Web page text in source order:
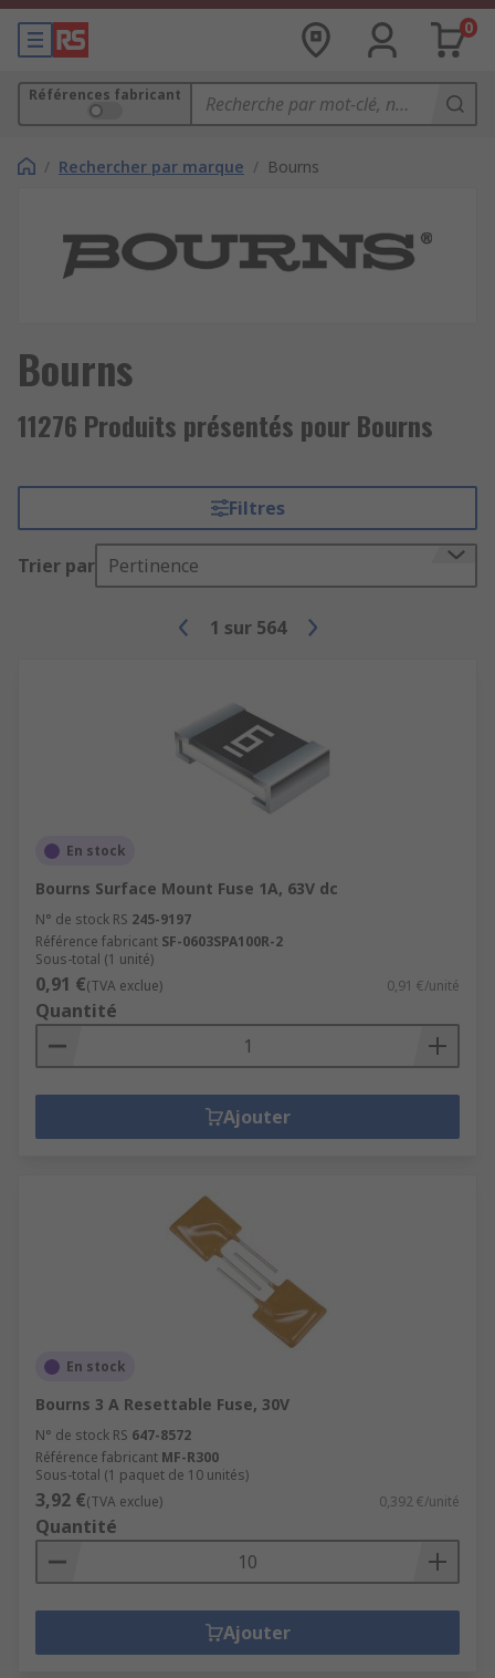
0
Références fabricant
/ Rechercher par marque / Bourns
Bourns
11276 Produits présentés pour Bourns
Filtres
Trier par Pertinence
1 sur 564
En stock
Bourns Surface Mount Fuse 1A, 63V dc
N° de stock RS 245-9197
Référence fabricant SF-0603SPA100R-2
Sous-total (1 unité)
0,91 €(TVA exclue) 0,91 €/unité
Quantité
Ajouter
En stock
Bourns 3 A Resettable Fuse, 30V
N° de stock RS 647-8572
Référence fabricant MF-R300
Sous-total (1 paquet de 10 unités)
3,92 €(TVA exclue) 0,392 €/unité
Quantité
Ajouter